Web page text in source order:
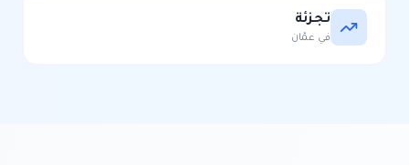
تجزئة
في عمّان